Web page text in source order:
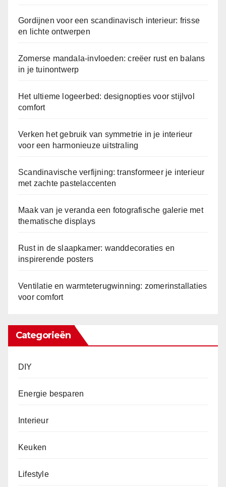
Gordijnen voor een scandinavisch interieur: frisse
en lichte ontwerpen
Zomerse mandala-invloeden: creëer rust en balans
in je tuinontwerp
Het ultieme logeerbed: designopties voor stijlvol
comfort
Verken het gebruik van symmetrie in je interieur
voor een harmonieuze uitstraling
Scandinavische verfijning: transformeer je interieur
met zachte pastelaccenten
Maak van je veranda een fotografische galerie met
thematische displays
Rust in de slaapkamer: wanddecoraties en
inspirerende posters
Ventilatie en warmteterugwinning: zomerinstallaties
voor comfort
Categorieën
DIY
Energie besparen
Interieur
Keuken
Lifestyle